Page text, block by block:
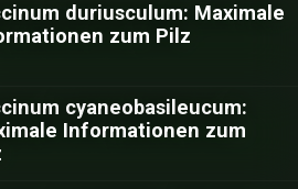
duriusculum: Maximale
zum Pilz
cyaneobasileucum:
Informationen zum